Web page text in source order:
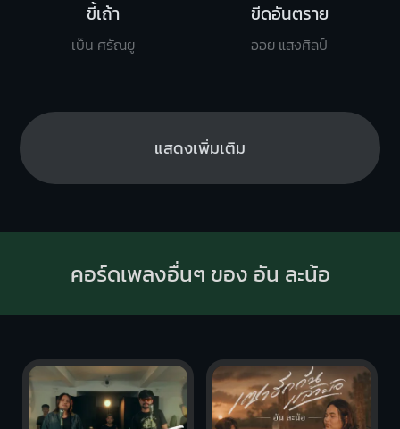
ขี้เถ้า
เบ็น ศรัณยู
ขีดอันตราย
ออย แสงศิลป์
แสดงเพิ่มเติม
คอร์ดเพลงอื่นๆ ของ อัน ละน้อ